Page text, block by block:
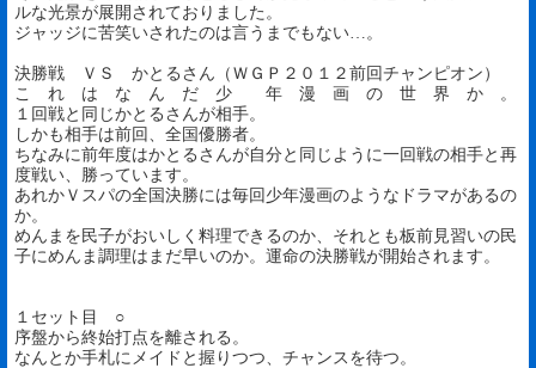
ルな光景が展開されておりました。
ジャッジに苦笑いされたのは言うまでもない…。
決勝戦 ＶＳ かとるさん（ＷＧＰ２０１２前回チャンピオン）
こ れ は な ん だ 少 年 漫 画 の 世 界 か 。
１回戦と同じかとるさんが相手。
しかも相手は前回、全国優勝者。
ちなみに前年度はかとるさんが自分と同じように一回戦の相手と再
度戦い、勝っています。
あれかＶスパの全国決勝には毎回少年漫画のようなドラマがあるの
か。
めんまを民子がおいしく料理できるのか、それとも板前見習いの民
子にめんま調理はまだ早いのか。運命の決勝戦が開始されます。
１セット目 ○
序盤から終始打点を離される。
なんとか手札にメイドと握りつつ、チャンスを待つ。